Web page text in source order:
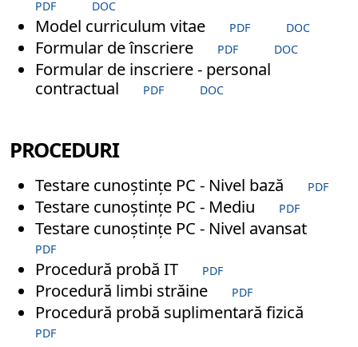
PDF DOC
Model curriculum vitae PDF DOC
Formular de înscriere PDF DOC
Formular de inscriere - personal
contractual
PDF DOC
PROCEDURI
Testare cunoștințe PC - Nivel bază PDF
Testare cunoștințe PC - Mediu PDF
Testare cunoștințe PC - Nivel avansat
PDF
Procedură probă IT PDF
Procedură limbi străine PDF
Procedură probă suplimentară fizică
PDF